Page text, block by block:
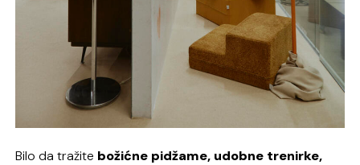
Bilo da tražite božićne pidžame, udobne trenirke,